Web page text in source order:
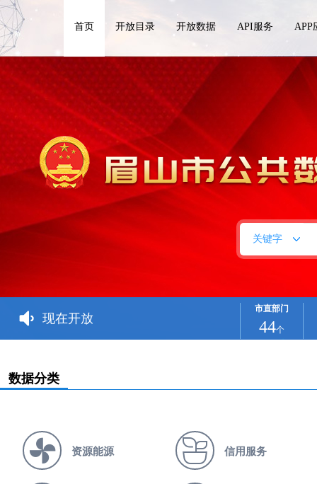
首页 开放目录 开放数据 API服务 APP
关键字
现在开放
市直部门
44个
数据分类
资源能源 信用服务